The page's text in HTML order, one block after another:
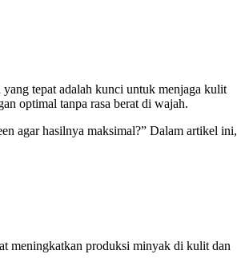
yang tepat adalah kunci untuk menjaga kulit
optimal tanpa rasa berat di wajah.
agar hasilnya maksimal?” Dalam artikel ini,
meningkatkan produksi minyak di kulit dan